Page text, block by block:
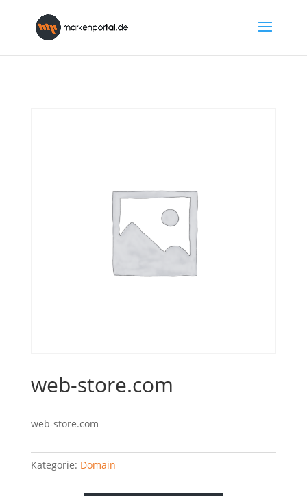
web-store.com
web-store.com
Kategorie: Domain